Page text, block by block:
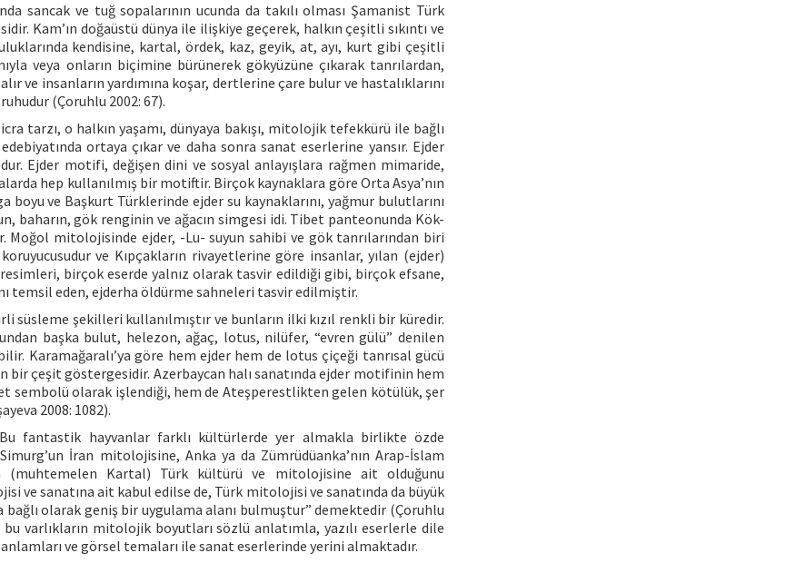
sancak ve tuğ sopalarının ucunda da takılı olması Şamanist Türk
Kam’ın doğaüstü dünya ile ilişkiye geçerek, halkın çeşitli sıkıntı ve
kendisine, kartal, ördek, kaz, geyik, at, ayı, kurt gibi çeşitli
veya onların biçimine bürünerek gökyüzüne çıkarak tanrılardan,
ve insanların yardımına koşar, dertlerine çare bulur ve hastalıklarını
(Çoruhlu 2002: 67).
tarzı, o halkın yaşamı, dünyaya bakışı, mitolojik tefekkürü ile bağlı
ortaya çıkar ve daha sonra sanat eserlerine yansır. Ejder
Ejder motifi, değişen dini ve sosyal anlayışlara rağmen mimaride,
hep kullanılmış bir motiftir. Birçok kaynaklara göre Orta Asya’nın
boyu ve Başkurt Türklerinde ejder su kaynaklarını, yağmur bulutlarını
baharın, gök renginin ve ağacın simgesi idi. Tibet panteonunda Kök-
Moğol mitolojisinde ejder, -Lu- suyun sahibi ve gök tanrılarından biri
ve Kıpçakların rivayetlerine göre insanlar, yılan (ejder)
birçok eserde yalnız olarak tasvir edildiği gibi, birçok efsane,
temsil eden, ejderha öldürme sahneleri tasvir edilmiştir.
süsleme şekilleri kullanılmıştır ve bunların ilki kızıl renkli bir küredir.
başka bulut, helezon, ağaç, lotus, nilüfer, “evren gülü” denilen
Karamağaralı’ya göre hem ejder hem de lotus çiçeği tanrısal gücü
bir çeşit göstergesidir. Azerbaycan halı sanatında ejder motifinin hem
sembolü olarak işlendiği, hem de Ateşperestlikten gelen kötülük, şer
2008: 1082).
fantastik hayvanlar farklı kültürlerde yer almakla birlikte özde
İran mitolojisine, Anka ya da Zümrüdüanka’nın Arap-İslam
(muhtemelen Kartal) Türk kültürü ve mitolojisine ait olduğunu
ve sanatına ait kabul edilse de, Türk mitolojisi ve sanatında da büyük
olarak geniş bir uygulama alanı bulmuştur” demektedir (Çoruhlu
varlıkların mitolojik boyutları sözlü anlatımla, yazılı eserlerle dile
ve görsel temaları ile sanat eserlerinde yerini almaktadır.